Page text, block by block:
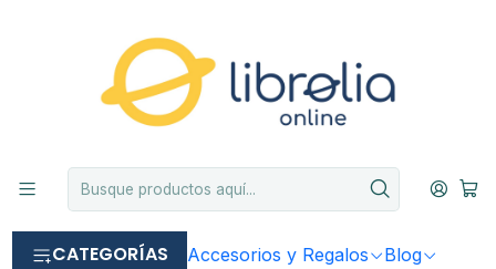
CATEGORÍAS Accesorios y Regalos Blog